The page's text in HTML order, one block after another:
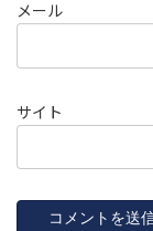
メール
サイト